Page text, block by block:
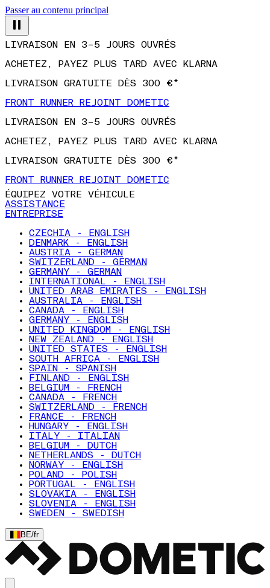
Passer au contenu principal
LIVRAISON EN 3–5 JOURS OUVRÉS
ACHETEZ, PAYEZ PLUS TARD AVEC KLARNA
LIVRAISON GRATUITE DÈS 300 €*
FRONT RUNNER REJOINT DOMETIC
LIVRAISON EN 3–5 JOURS OUVRÉS
ACHETEZ, PAYEZ PLUS TARD AVEC KLARNA
LIVRAISON GRATUITE DÈS 300 €*
FRONT RUNNER REJOINT DOMETIC
ÉQUIPEZ VOTRE VÉHICULE
ASSISTANCE
ENTREPRISE
CZECHIA - ENGLISH
DENMARK - ENGLISH
AUSTRIA - GERMAN
SWITZERLAND - GERMAN
GERMANY - GERMAN
INTERNATIONAL - ENGLISH
UNITED ARAB EMIRATES - ENGLISH
AUSTRALIA - ENGLISH
CANADA - ENGLISH
GERMANY - ENGLISH
UNITED KINGDOM - ENGLISH
NEW ZEALAND - ENGLISH
UNITED STATES - ENGLISH
SOUTH AFRICA - ENGLISH
SPAIN - SPANISH
FINLAND - ENGLISH
BELGIUM - FRENCH
CANADA - FRENCH
SWITZERLAND - FRENCH
FRANCE - FRENCH
HUNGARY - ENGLISH
ITALY - ITALIAN
BELGIUM - DUTCH
NETHERLANDS - DUTCH
NORWAY - ENGLISH
POLAND - POLISH
PORTUGAL - ENGLISH
SLOVAKIA - ENGLISH
SLOVENIA - ENGLISH
SWEDEN - SWEDISH
BE/fr